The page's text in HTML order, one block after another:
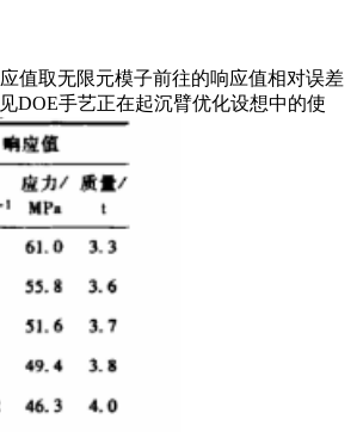
值取无限元模子前往的响应值相对误差
DOE手艺正在起沉臂优化设想中的使